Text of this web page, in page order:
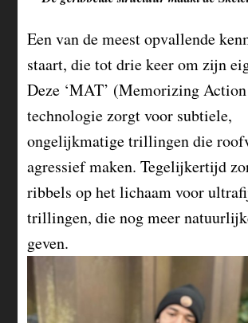
Een van de meest opvallende
staart, die tot drie keer om zijn
Deze ‘MAT’ (Memorizing
technologie zorgt voor subtiele,
ongelijkmatige trillingen die
agressief maken. Tegelijkertijd
ribbels op het lichaam voor
trillingen, die nog meer
geven.